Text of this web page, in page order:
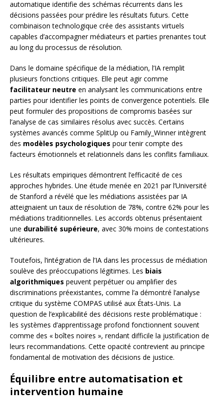
automatique identifie des schémas récurrents dans les
décisions passées pour prédire les résultats futurs. Cette
combinaison technologique crée des assistants virtuels
capables d’accompagner médiateurs et parties prenantes tout
au long du processus de résolution.
Dans le domaine spécifique de la médiation, l’IA remplit
plusieurs fonctions critiques. Elle peut agir comme
facilitateur neutre en analysant les communications entre
parties pour identifier les points de convergence potentiels. Elle
peut formuler des propositions de compromis basées sur
l’analyse de cas similaires résolus avec succès. Certains
systèmes avancés comme SplitUp ou Family_Winner intègrent
des modèles psychologiques pour tenir compte des
facteurs émotionnels et relationnels dans les conflits familiaux.
Les résultats empiriques démontrent l’efficacité de ces
approches hybrides. Une étude menée en 2021 par l’Université
de Stanford a révélé que les médiations assistées par IA
atteignaient un taux de résolution de 78%, contre 62% pour les
médiations traditionnelles. Les accords obtenus présentaient
une durabilité supérieure, avec 30% moins de contestations
ultérieures.
Toutefois, l’intégration de l’IA dans les processus de médiation
soulève des préoccupations légitimes. Les biais
algorithmiques peuvent perpétuer ou amplifier des
discriminations préexistantes, comme l’a démontré l’analyse
critique du système COMPAS utilisé aux États-Unis. La
question de l’explicabilité des décisions reste problématique :
les systèmes d’apprentissage profond fonctionnent souvent
comme des « boîtes noires », rendant difficile la justification de
leurs recommandations. Cette opacité contrevient au principe
fondamental de motivation des décisions de justice.
Équilibre entre automatisation et
intervention humaine